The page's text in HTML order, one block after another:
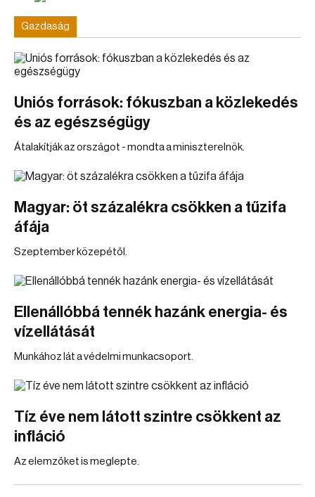
Gazdaság
Uniós források: fókuszban a közlekedés
és az egészségügy
Átalakítják az országot - mondta a miniszterelnök.
Magyar: öt százalékra csökken a tűzifa
áfája
Szeptember közepétől.
Ellenállóbbá tennék hazánk energia- és
vízellátását
Munkához lát a védelmi munkacsoport.
Tíz éve nem látott szintre csökkent az
infláció
Az elemzőket is meglepte.